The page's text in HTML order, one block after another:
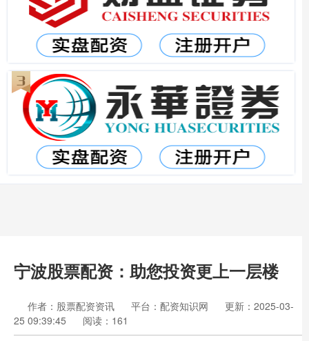
宁波股票配资：助您投资更上一层楼
作者：股票配资资讯 平台：配资知识网
更新：2025-03-
25 09:39:45
阅读：161